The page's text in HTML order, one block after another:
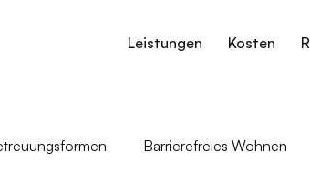
Leistungen Kosten
Barrierefreies Wohnen